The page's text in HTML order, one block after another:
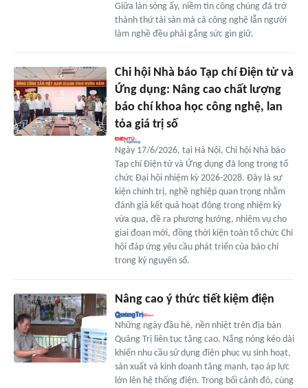
Giữa làn sóng ấy, niềm tin công chúng đã trở
thành thứ tài sản mà cả công nghệ lẫn người
làm nghề đều phải gắng sức gìn giữ.
Chi hội Nhà báo Tạp chí Điện tử và
Ứng dụng: Nâng cao chất lượng
báo chí khoa học công nghệ, lan
tỏa giá trị số
Ngày 17/6/2026, tại Hà Nội, Chi hội Nhà báo
Tạp chí Điện tử và Ứng dụng đã long trọng tổ
chức Đại hội nhiệm kỳ 2026-2028. Đây là sự
kiện chính trị, nghề nghiệp quan trọng nhằm
đánh giá kết quả hoạt động trong nhiệm kỳ
vừa qua, đề ra phương hướng, nhiệm vụ cho
giai đoạn mới, đồng thời kiện toàn tổ chức Chi
hội đáp ứng yêu cầu phát triển của báo chí
trong kỷ nguyên số.
Nâng cao ý thức tiết kiệm điện
Những ngày đầu hè, nền nhiệt trên địa bàn
Quảng Trị liên tục tăng cao. Nắng nóng kéo dài
khiến nhu cầu sử dụng điện phục vụ sinh hoạt,
sản xuất và kinh doanh tăng mạnh, tạo áp lực
lớn lên hệ thống điện. Trong bối cảnh đó, cùng